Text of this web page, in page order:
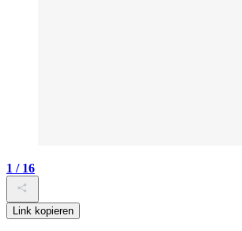
1 / 16
Link kopieren